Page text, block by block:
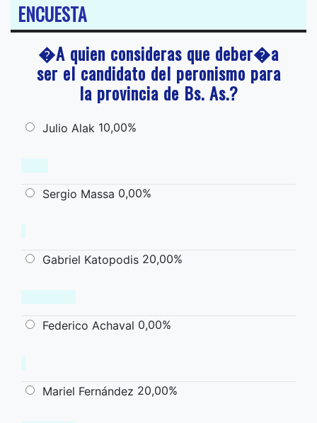
ENCUESTA
�A quien consideras que deber�a
ser el candidato del peronismo para
la provincia de Bs. As.?
Julio Alak 10,00%
Sergio Massa 0,00%
Gabriel Katopodis 20,00%
Federico Achaval 0,00%
Mariel Fernández 20,00%